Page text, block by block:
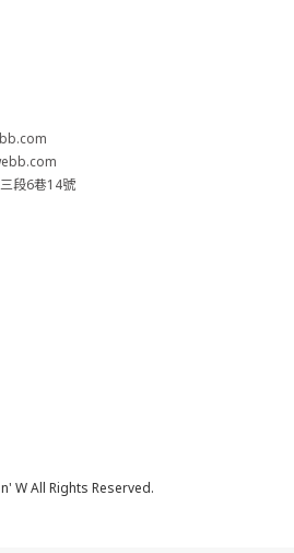
段6巷14號
W All Rights Reserved.